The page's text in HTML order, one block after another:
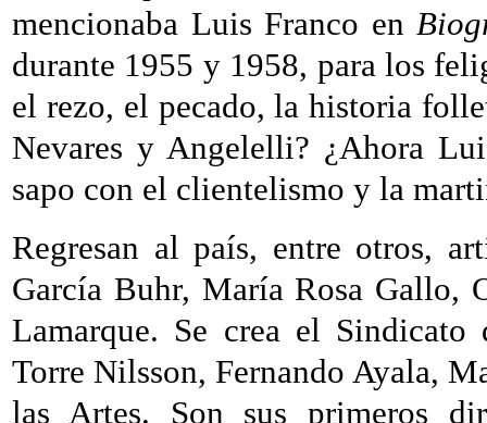
mencionaba Luis Franco en
durante 1955 y 1958, para los
el rezo, el pecado, la historia
Nevares y Angelelli? ¿Ahora
sapo con el clientelismo y la
Regresan al país, entre otros,
García Buhr, María Rosa Gallo,
Lamarque. Se crea el
Torre Nilsson, Fernando Ayala,
las Artes. Son sus primeros